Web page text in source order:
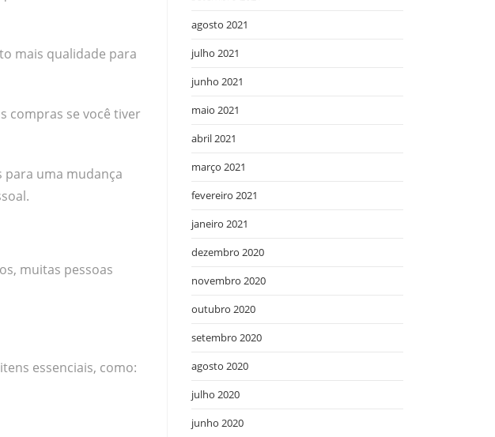
mais qualidade para
compras se você tiver
para uma mudança
muitas pessoas
essenciais, como:
agosto 2021
julho 2021
junho 2021
maio 2021
abril 2021
março 2021
fevereiro 2021
janeiro 2021
dezembro 2020
novembro 2020
outubro 2020
setembro 2020
agosto 2020
julho 2020
junho 2020